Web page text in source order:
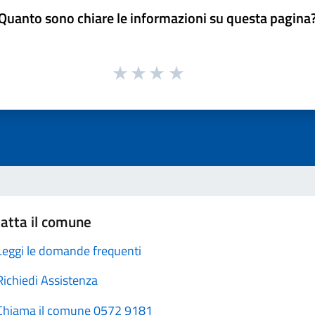
sono chiare le informazioni su questa
il comune
le domande frequenti
Assistenza
il comune 0572 9181